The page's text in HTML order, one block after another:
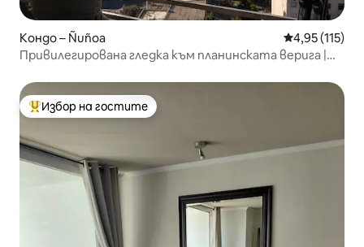
Кондо – Ñuñoa Средна
4,95 (115)
Привилегирована гледка към планинската верига |
Най-популярен избор на гостите
Избор на гостите